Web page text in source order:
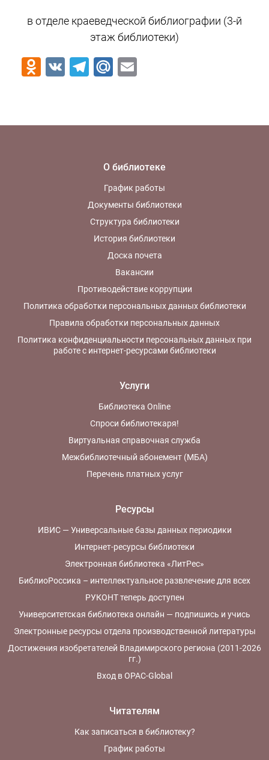
в отделе краеведческой библиографии (3-й
этаж библиотеки)
Odnoklassniki
VK Telegram
Mail.Ru
О библиотеке
График работы
Документы библиотеки
Структура библиотеки
История библиотеки
Доска почета
Вакансии
Противодействие коррупции
Политика обработки персональных данных библиотеки
Правила обработки персональных данных
Политика конфиденциальности персональных данных при
работе с интернет-ресурсами библиотеки
Услуги
Библиотека Online
Спроси библиотекаря!
Виртуальная справочная служба
Межбиблиотечный абонемент (МБА)
Перечень платных услуг
Ресурсы
ИВИС — Универсальные базы данных периодики
Интернет-ресурсы библиотеки
Электронная библиотека «ЛитРес»
БиблиоРоссика – интеллектуальное развлечение для всех
РУКОНТ теперь доступен
Университетская библиотека онлайн — подпишись и учись
Электронные ресурсы отдела производственной литературы
Достижения изобретателей Владимирского региона (2011-2026
гг.)
Вход в OPAC-Global
Читателям
Как записаться в библиотеку?
График работы